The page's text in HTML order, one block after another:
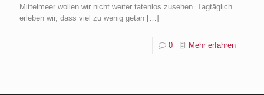
Mittelmeer wollen wir nicht weiter tatenlos zusehen. Tagtäglich
erleben wir, dass viel zu wenig getan […]
0 Mehr erfahren